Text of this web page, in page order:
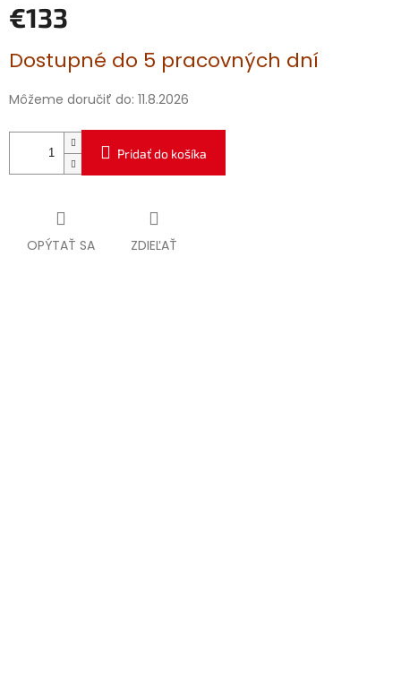
€133
cena:
Dostupné do 5 pracovných dní
Môžeme doručiť do: 11.8.2026
Pridať do košíka
OPÝTAŤ SA ZDIEĽAŤ